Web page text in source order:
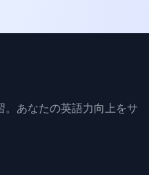
。あなたの英語力向上をサ